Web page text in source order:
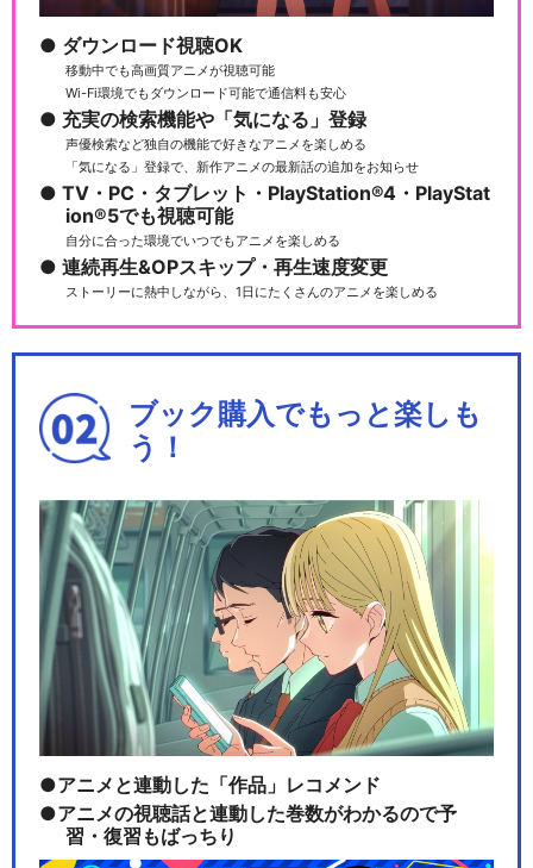
ダウンロード視聴OK
移動中でも高画質アニメが視聴可能
Wi-Fi環境でもダウンロード可能で通信料も安心
充実の検索機能や「気になる」登録
声優検索など独自の機能で好きなアニメを楽しめる
「気になる」登録で、新作アニメの最新話の追加をお知らせ
TV・PC・タブレット・PlayStation®4・PlayStat
ion®5でも視聴可能
自分に合った環境でいつでもアニメを楽しめる
連続再生&OPスキップ・再生速度変更
ストーリーに熱中しながら、1日にたくさんのアニメを楽しめる
ブック購入でもっと楽しも
う！
アニメと連動した「作品」レコメンド
アニメの視聴話と連動した巻数がわかるので予
習・復習もばっちり